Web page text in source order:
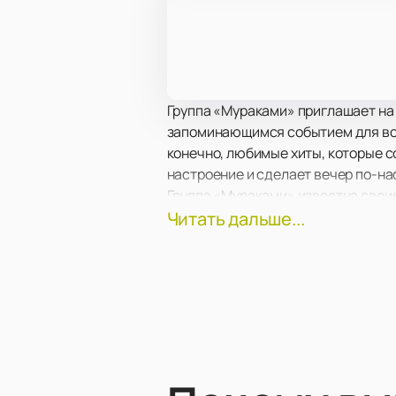
Группа «Мураками» приглашает
запоминающимся событием для
конечно, любимые хиты, которые
настроение и сделает вечер по-
Группа «Мураками» известна
глубоким текстам и мелодичной
Читать дальше...